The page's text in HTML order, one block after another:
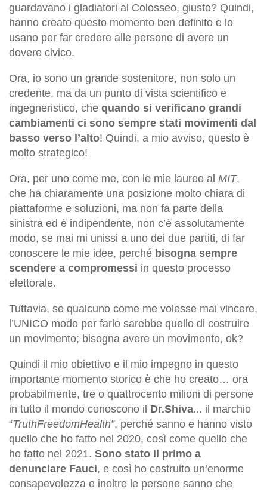
guardavano i gladiatori al Colosseo, giusto? Quindi,
hanno creato questo momento ben definito e lo
usano per far credere alle persone di avere un
dovere civico.
Ora, io sono un grande sostenitore, non solo un
credente, ma da un punto di vista scientifico e
ingegneristico, che quando si verificano grandi
cambiamenti ci sono sempre stati movimenti dal
basso verso l’alto! Quindi, a mio avviso, questo è
molto strategico!
Ora, per uno come me, con le mie lauree al MIT,
che ha chiaramente una posizione molto chiara di
piattaforme e soluzioni, ma non fa parte della
sinistra ed è indipendente, non c’è assolutamente
modo, se mai mi unissi a uno dei due partiti, di far
conoscere le mie idee, perché bisogna sempre
scendere a compromessi in questo processo
elettorale.
Tuttavia, se qualcuno come me volesse mai vincere,
l’UNICO modo per farlo sarebbe quello di costruire
un movimento; bisogna avere un movimento, ok?
Quindi il mio obiettivo e il mio impegno in questo
importante momento storico è che ho creato… ora
probabilmente, tre o quattrocento milioni di persone
in tutto il mondo conoscono il Dr.Shiva... il marchio
“TruthFreedomHealth”, perché sanno e hanno visto
quello che ho fatto nel 2020, così come quello che
ho fatto nel 2021. Sono stato il primo a
denunciare Fauci, e così ho costruito un’enorme
consapevolezza e inoltre le persone sanno che